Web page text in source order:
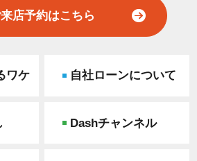
店予約はこちら
ワケ 自社ローンについて
Dashチャンネル